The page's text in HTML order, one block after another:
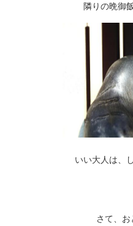
隣りの晩御
いい大人は、
さて、